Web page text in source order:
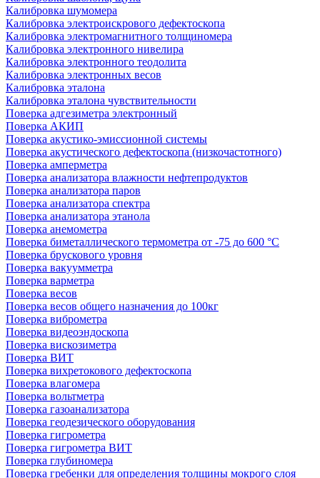
Калибровка шумомера
Калибровка электроискрового дефектоскопа
Калибровка электромагнитного толщиномера
Калибровка электронного нивелира
Калибровка электронного теодолита
Калибровка электронных весов
Калибровка эталона
Калибровка эталона чувствительности
Поверка адгезиметра электронный
Поверка АКИП
Поверка акустико-эмиссионной системы
Поверка акустического дефектоскопа (низкочастотного)
Поверка амперметра
Поверка анализатора влажности нефтепродуктов
Поверка анализатора паров
Поверка анализатора спектра
Поверка анализатора этанола
Поверка анемометра
Поверка биметаллического термометра от -75 до 600 °С
Поверка брускового уровня
Поверка вакуумметра
Поверка варметра
Поверка весов
Поверка весов общего назначения до 100кг
Поверка виброметра
Поверка видеоэндоскопа
Поверка вискозиметра
Поверка ВИТ
Поверка вихретокового дефектоскопа
Поверка влагомера
Поверка вольтметра
Поверка газоанализатора
Поверка геодезического оборудования
Поверка гигрометра
Поверка гигрометра ВИТ
Поверка глубиномера
Поверка гребенки для определения толщины мокрого слоя